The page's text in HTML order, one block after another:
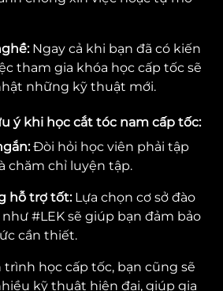
Ngay cả khi bạn đã có kiến
tham gia khóa học cấp tốc sẽ
những kỹ thuật mới.
ý khi học cắt tóc nam cấp tốc:
Đòi hỏi học viên phải tập
chăm chỉ luyện tập.
hỗ trợ tốt:Lựa chọn cơ sở đào
#LEK sẽ giúp bạn đảm bảo
cần thiết.
trình học cấp tốc, bạn cũng sẽ
kỹ thuật hiện đại, giúp gia